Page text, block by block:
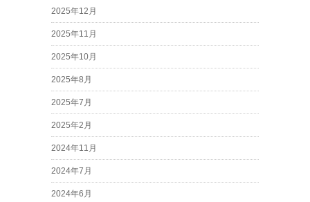
2025年12月
2025年11月
2025年10月
2025年8月
2025年7月
2025年2月
2024年11月
2024年7月
2024年6月